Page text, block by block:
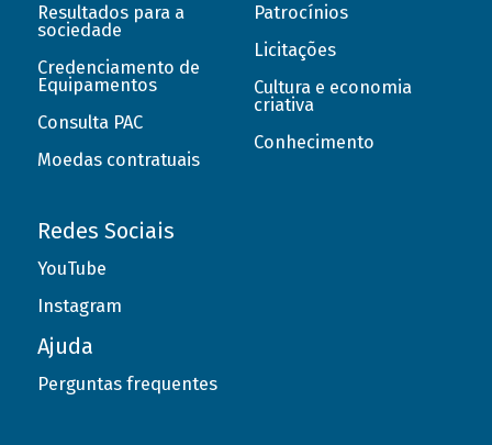
Resultados para a
sociedade
Credenciamento de
Equipamentos
Consulta PAC
Moedas contratuais
Patrocínios
Licitações
Cultura e economia
criativa
Conhecimento
Redes Sociais
YouTube
Instagram
Ajuda
Perguntas frequentes